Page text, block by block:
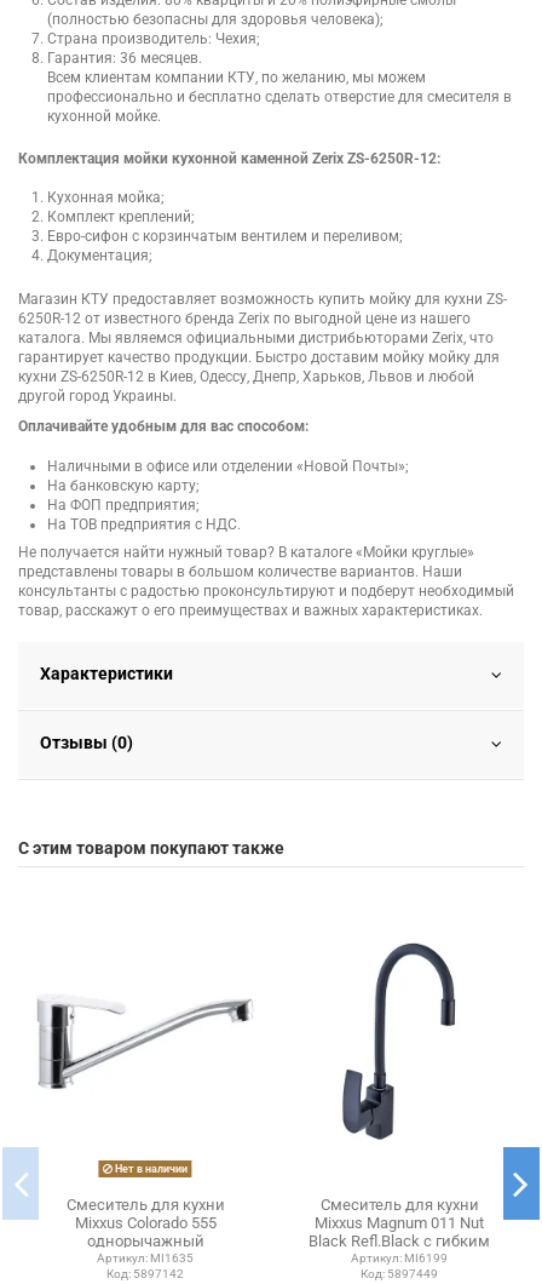
(полностью безопасны для здоровья человека);
Страна производитель: Чехия;
Гарантия: 36 месяцев.
Всем клиентам компании КТУ, по желанию, мы можем
профессионально и бесплатно сделать отверстие для смесителя в
кухонной мойке.
Комплектация мойки кухонной каменной Zerix ZS-6250R-12:
Кухонная мойка;
Комплект креплений;
Евро-сифон с корзинчатым вентилем и переливом;
Документация;
Магазин КТУ предоставляет возможность купить мойку для кухни ZS-
6250R-12 от известного бренда Zerix по выгодной цене из нашего
каталога. Мы являемся официальными дистрибьюторами Zerix, что
гарантирует качество продукции. Быстро доставим мойку мойку для
кухни ZS-6250R-12 в Киев, Одессу, Днепр, Харьков, Львов и любой
другой город Украины.
Оплачивайте удобным для вас способом:
Наличными в офисе или отделении «Новой Почты»;
На банковскую карту;
На ФОП предприятия;
На ТОВ предприятия с НДС.
Не получается найти нужный товар? В каталоге «Мойки круглые»
представлены товары в большом количестве вариантов. Наши
консультанты с радостью проконсультируют и подберут необходимый
товар, расскажут о его преимуществах и важных характеристиках.
Характеристики
Отзывы (0)
С этим товаром покупают также
Нет в наличии
Смеситель для кухни
Mixxus Colorado 555
однорычажный
Артикул: MI1635
Код: 5897142
Смеситель для кухни
Mixxus Magnum 011 Nut
Black Refl.Black с гибким
изливом
Артикул: MI6199
Код: 5897449